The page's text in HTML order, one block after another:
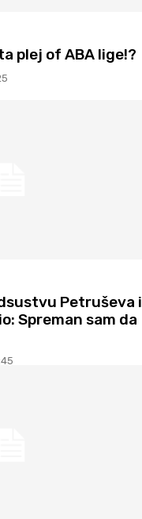
plej of ABA lige!?
Petruševa i
Spreman sam da